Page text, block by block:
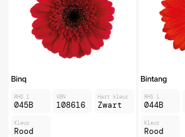
Binq
RHS 1
045B
VBN
108616
Hart kleur
Zwart
Kleur
Rood
Bintang
RHS 1
044B
Kleur
Rood